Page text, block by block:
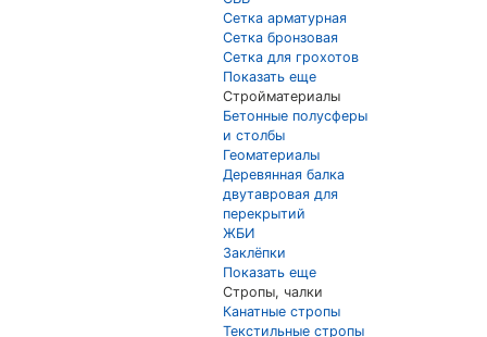
Сетка арматурная
Сетка бронзовая
Сетка для грохотов
Показать еще
Стройматериалы
Бетонные полусферы
и столбы
Геоматериалы
Деревянная балка
двутавровая для
перекрытий
ЖБИ
Заклёпки
Показать еще
Стропы, чалки
Канатные стропы
Текстильные стропы